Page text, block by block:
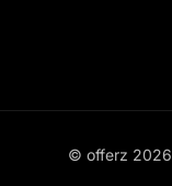
© offerz 2026